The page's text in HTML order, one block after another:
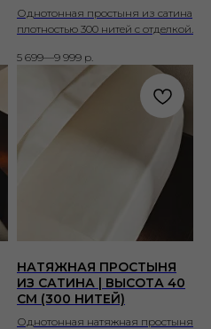
Однотонная простыня из сатина
плотностью 300 нитей с отделкой.
5 699—9 999 р.
НАТЯЖНАЯ ПРОСТЫНЯ
ИЗ САТИНА | ВЫСОТА 40
СМ (300 НИТЕЙ)
Однотонная натяжная простыня